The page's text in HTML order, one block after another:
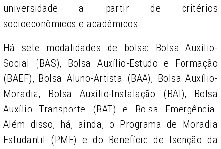
universidade a partir de critérios
socioeconômicos e acadêmicos.
Há sete modalidades de bolsa: Bolsa Auxílio-
Social (BAS), Bolsa Auxílio-Estudo e Formação
(BAEF), Bolsa Aluno-Artista (BAA), Bolsa Auxílio-
Moradia, Bolsa Auxílio-Instalação (BAI), Bolsa
Auxílio Transporte (BAT) e Bolsa Emergência.
Além disso, há, ainda, o Programa de Moradia
Estudantil (PME) e do Benefício de Isenção da